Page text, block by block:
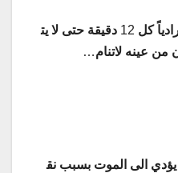
كل دقيقة حتى لا يت
من عينه لاتنام…
يؤدي الى الموت بسبب نق